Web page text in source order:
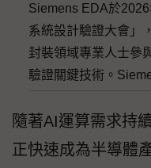
Siemens EDA於
系統設計驗證大會」
封裝領域專業人士參
驗證關鍵技術。
隨著AI運算需求持
正快速成為半導體